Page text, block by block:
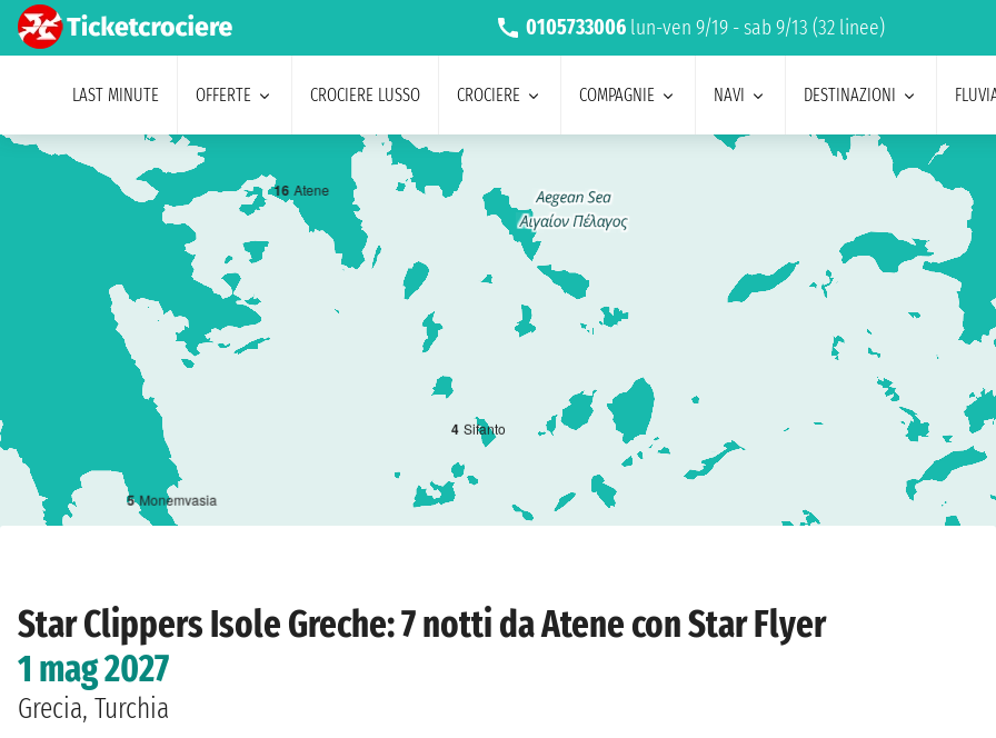
0105733006 lun-ven 9/19 - sab 9/13 (32 linee)
LAST MINUTE OFFERTE CROCIERE LUSSO CROCIERE COMPAGNIE NAVI DESTINAZIONI
16 Atene
4 Sifanto
5 Monemvasia
Star Clippers Isole Greche: 7 notti da Atene con Star Flyer
1 mag 2027
Grecia, Turchia